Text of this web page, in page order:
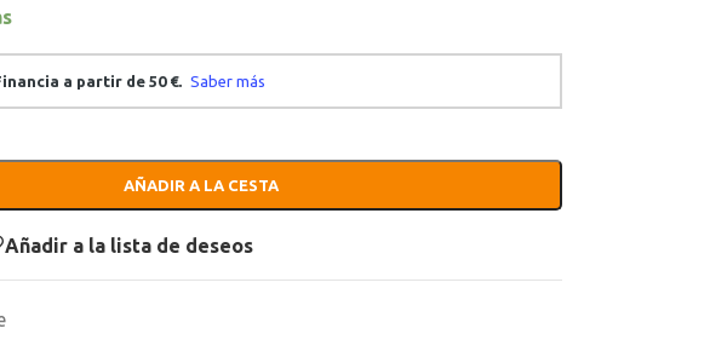
AÑADIR A LA CESTA
Añadir a la lista de deseos